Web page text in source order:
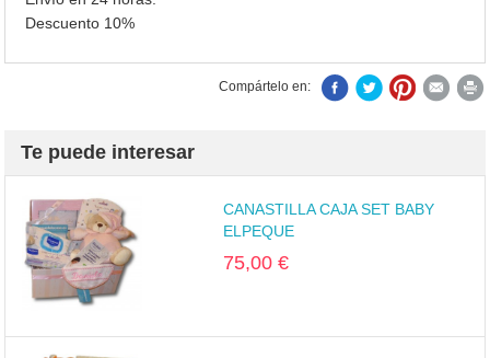
Descuento 10%
Compártelo en:
Te puede interesar
CANASTILLA CAJA SET BABY
ELPEQUE
75,00 €